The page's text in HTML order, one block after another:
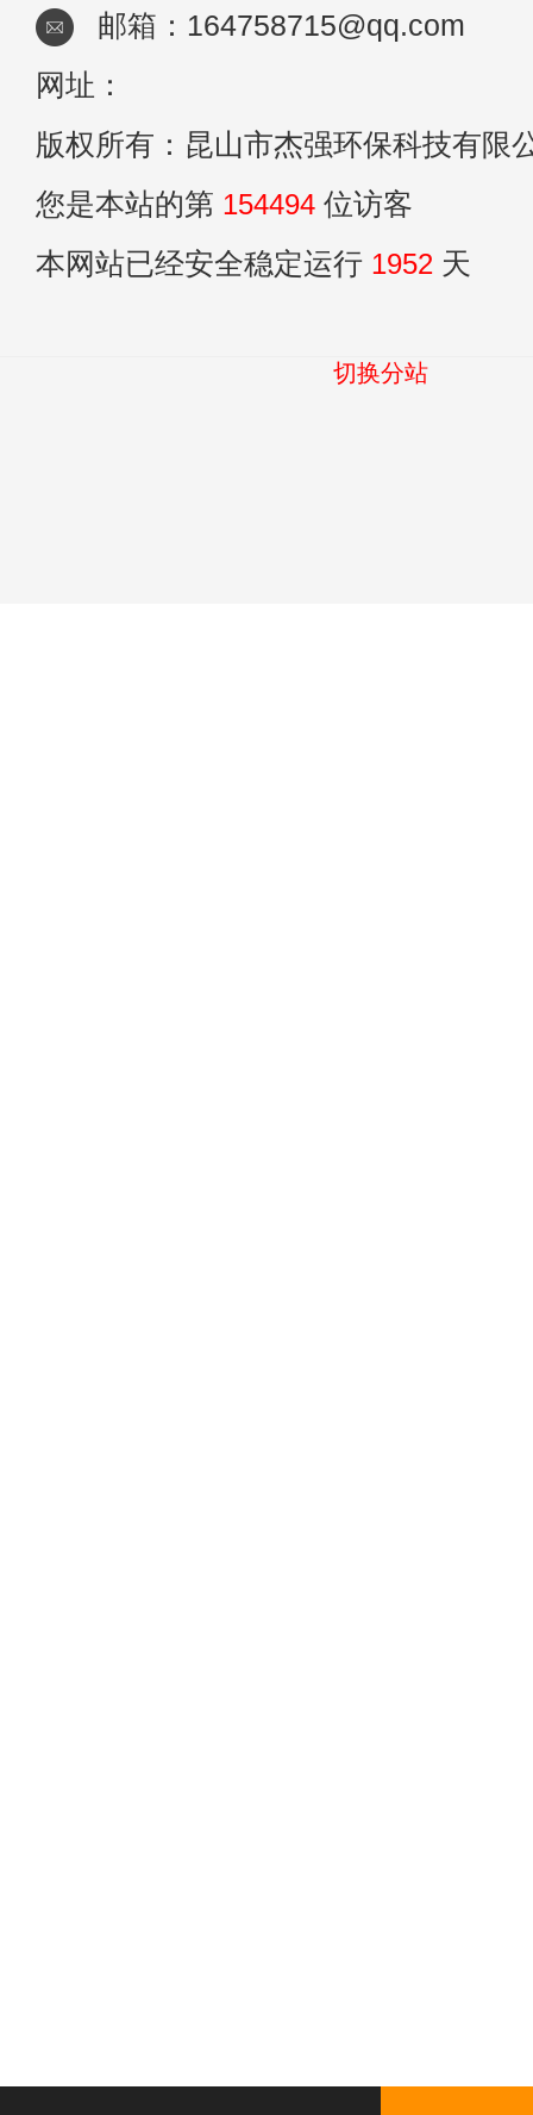
邮箱：164758715@qq.com
网址：
版权所有：昆山市杰强环保科技有限
您是本站的第 154494 位访客
本网站已经安全稳定运行 1952 天
切换分站